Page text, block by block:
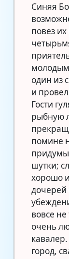
Синяя
повез
один из
и
Гости
рыбную
помине
шутки;
хорошо
дочерей
вовсе
очень
город,